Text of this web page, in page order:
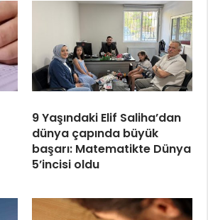
9 Yaşındaki Elif Saliha’dan
dünya çapında büyük
başarı: Matematikte Dünya
5’incisi oldu